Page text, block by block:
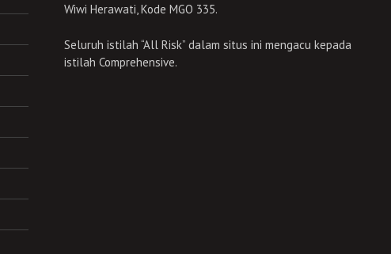
Wiwi Herawati, Kode MGO 335.
Seluruh istilah “All Risk” dalam situs ini mengacu kepada
istilah Comprehensive.